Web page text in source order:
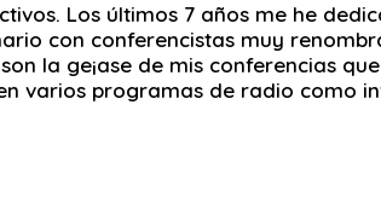
Los últimos 7 años me he
con conferencistas muy
la ge¡ase de mis conferencias
varios programas de radio como